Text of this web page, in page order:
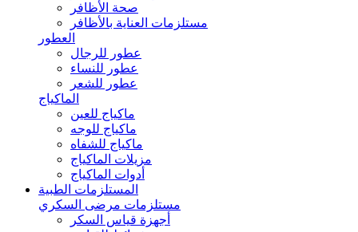
صحة الأظافر
مستلزمات العناية بالأظافر
العطور
عطور للرجال
عطور للنساء
عطور للشعر
الماكياج
ماكياج للعين
ماكياج للوجه
ماكياج للشفاه
مزيلات الماكياج
أدوات الماكياج
المستلزمات الطبية
مستلزمات مرضى السكري
أجهزة قياس السكر